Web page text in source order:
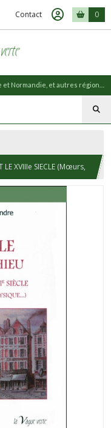
Contact 0
LE XVIIIe SIECLE (Mœurs,